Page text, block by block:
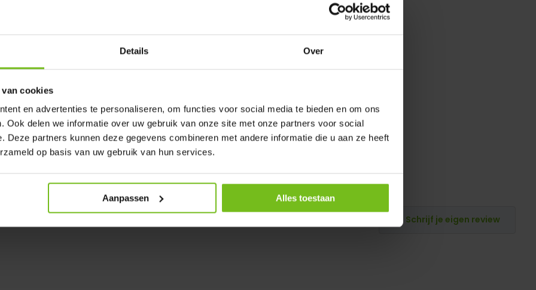
Details Over
cookies
en advertenties te personaliseren, om functies voor social media te bieden en om ons
Ook delen we informatie over uw gebruik van onze site met onze partners voor social
Deze partners kunnen deze gegevens combineren met andere informatie die u aan ze heeft
op basis van uw gebruik van hun services.
Aanpassen Alles toestaan
palen, grondpotten,
te doen met de handleiding
afspraak met een
maat ? Vraag dan een
Schrijf je eigen review